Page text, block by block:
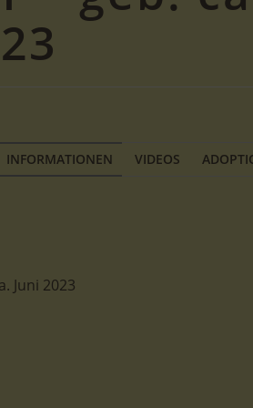
INFORMATIONEN VIDEOS
Juni 2023